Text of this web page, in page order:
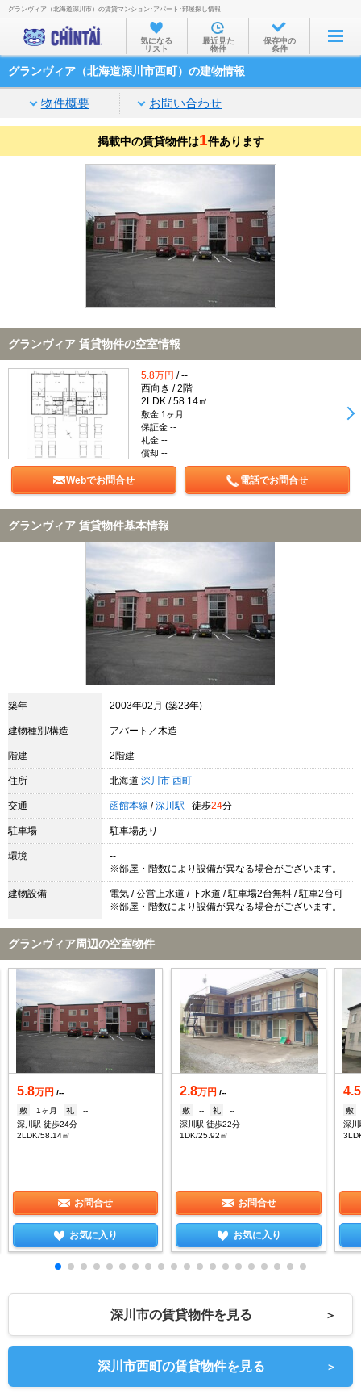
お部屋を探す
沿線・駅から
住所から
家賃相場から
通勤通学時間から
物件特集から
TOP
グランヴィア（北海道深川市）の賃貸マンション･アパート･部屋探し情報
気になる
リスト
最近見た
物件
保存中の
条件
グランヴィア（北海道深川市西町）の建物情報
物件概要 お問い合わせ
掲載中の賃貸物件は1件あります
グランヴィア 賃貸物件の空室情報
5.8万円 / --
西向き / 2階
2LDK / 58.14㎡
敷金 1ヶ月
保証金 --
礼金 --
償却 --
Webでお問合せ 電話でお問合せ
グランヴィア 賃貸物件基本情報
築年 2003年02月 (築23年)
建物種別/構造 アパート／木造
階建 2階建
住所 北海道 深川市 西町
交通 函館本線 / 深川駅 徒歩24分
駐車場 駐車場あり
環境
--
※部屋・階数により設備が異なる場合がございます。
建物設備
電気 / 公営上水道 / 下水道 / 駐車場2台無料 / 駐車2台可
※部屋・階数により設備が異なる場合がございます。
グランヴィア周辺の空室物件
5.8万円 /--
敷
1ヶ月 礼
--
深川駅 徒歩24分
2LDK/58.14㎡
お問合せ
お気に入り
2.8万円 /--
敷
-- 礼
--
深川駅 徒歩22分
1DK/25.92㎡
お問合せ
お気に入り
4.5
敷
深
深川市の賃貸物件を見る ＞
深川市西町の賃貸物件を見る ＞